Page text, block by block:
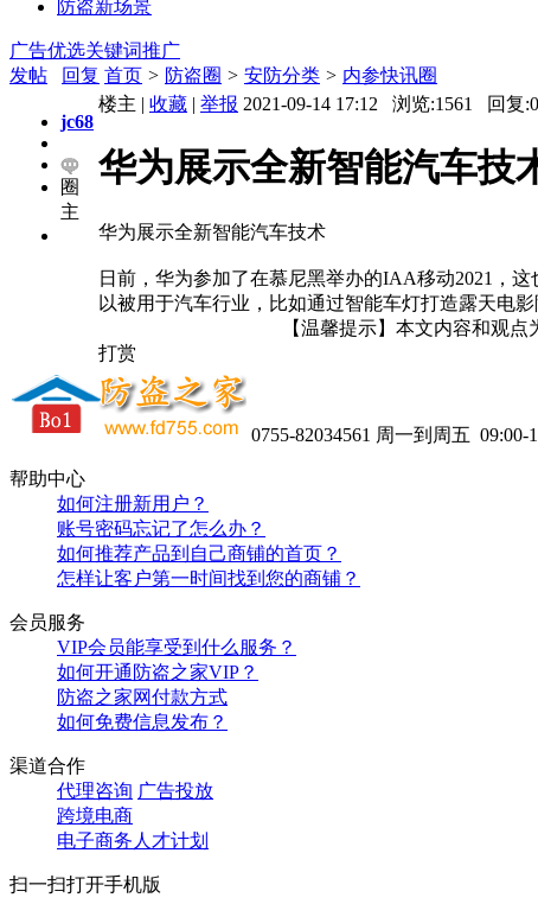
防盗新场景
广告优选关键词推广
发帖
回复 首页 > 防盗圈 > 安防分类 > 内参快讯圈
jc68
圈
主
楼主 | 收藏 | 举报 2021-09-14 17:12 浏览:1561 回复:0
华为展示全新智能汽车技
华为展示全新智能汽车技术
日前，华为参加了在慕尼黑举办的IAA移动2021，
以被用于汽车行业，比如通过智能车灯打造露天电影
【温馨提示】本文内容和观
打赏
0755-82034561 周一到周五 09:00-
帮助中心
如何注册新用户？
账号密码忘记了怎么办？
如何推荐产品到自己商铺的首页？
怎样让客户第一时间找到您的商铺？
会员服务
VIP会员能享受到什么服务？
如何开通防盗之家VIP？
防盗之家网付款方式
如何免费信息发布？
渠道合作
代理咨询 广告投放
跨境电商
电子商务人才计划
扫一扫打开手机版